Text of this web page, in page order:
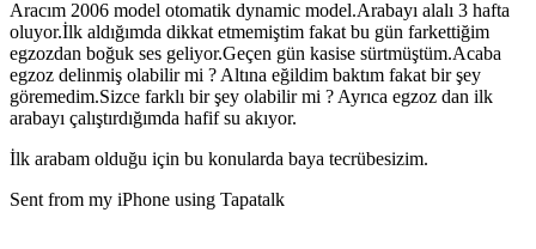
Aracım 2006 model otomatik dynamic model.Arabayı alalı 3 hafta
oluyor.İlk aldığımda dikkat etmemiştim fakat bu gün farkettiğim
egzozdan boğuk ses geliyor.Geçen gün kasise sürtmüştüm.Acaba
egzoz delinmiş olabilir mi ? Altına eğildim baktım fakat bir şey
göremedim.Sizce farklı bir şey olabilir mi ? Ayrıca egzoz dan ilk
arabayı çalıştırdığımda hafif su akıyor.
İlk arabam olduğu için bu konularda baya tecrübesizim.
Sent from my iPhone using Tapatalk